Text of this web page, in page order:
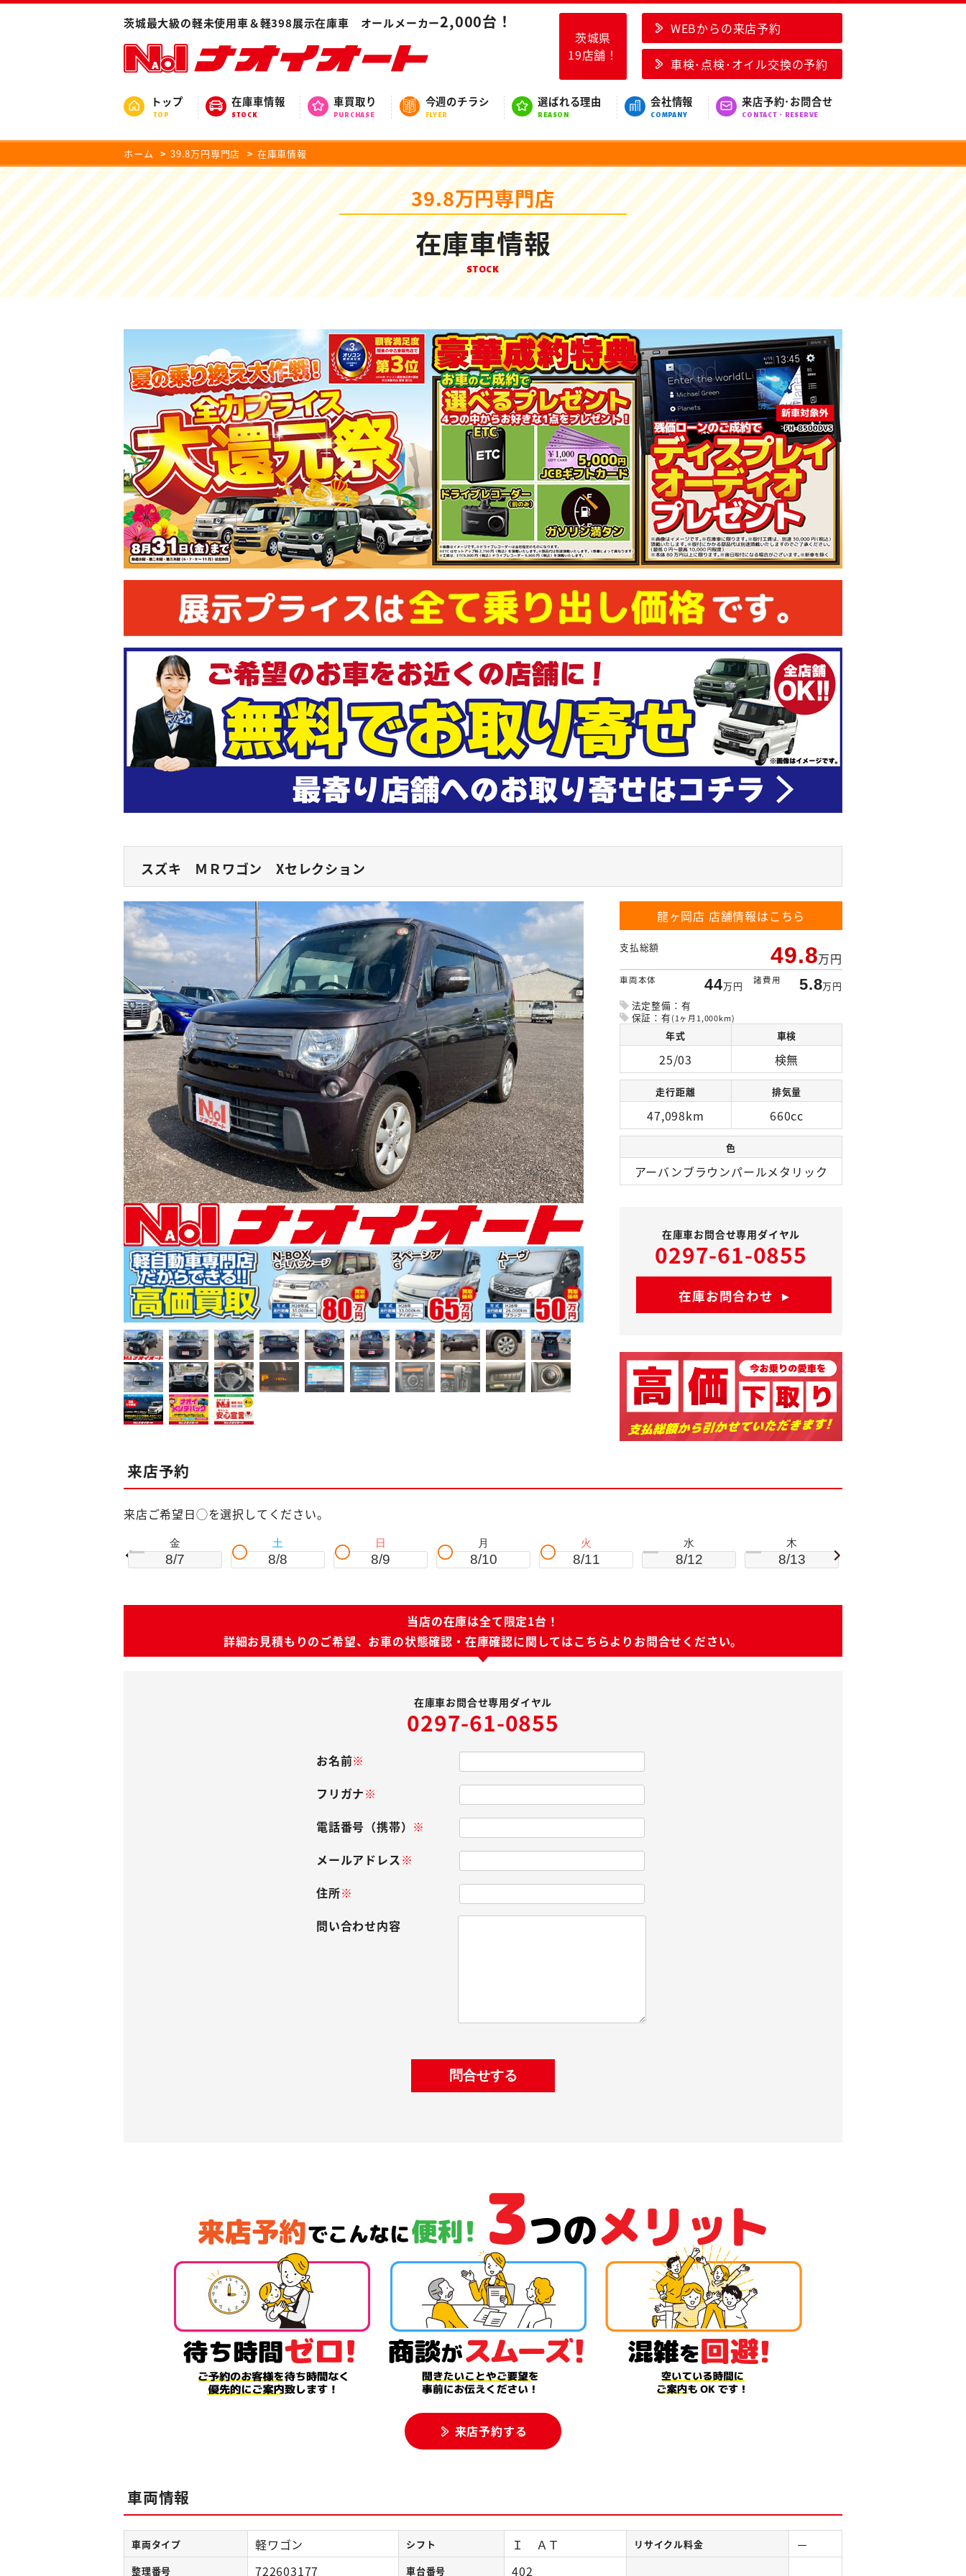
茨城最大級の軽未使用車＆軽398展示在庫車 オールメーカー2,000台！
茨城県
19店舗！
WEBからの来店予約
車検･点検･オイル交換の予約
トップ
TOP
在庫車情報
STOCK
車買取り
PURCHASE
今週のチラシ
FLYER
選ばれる理由
REASON
会社情報
COMPANY
来店予約･お問合せ
CONTACT・RESERVE
ホーム 39.8万円専門店 在庫車情報
39.8万円専門店
在庫車情報
STOCK
スズキ ＭＲワゴン Xセレクション
龍ヶ岡店 店舗情報はこちら
支払総額 49.8万円
車両本体 44万円 諸費用 5.8万円
法定整備：有
保証：有(1ヶ月1,000km)
年式 車検
25/03 検無
走行距離 排気量
47,098km 660cc
色
アーバンブラウンパールメタリック
在庫車お問合せ専用ダイヤル
0297-61-0855
在庫お問合わせ
来店予約
来店ご希望日◯を選択してください。
金
8/7
土
8/8
日
8/9
月
8/10
火
8/11
水
8/12
木
8/13
当店の在庫は全て限定1台！
詳細お見積もりのご希望、お車の状態確認・ 在庫確認に関してはこちらより お問合せください。
在庫車お問合せ専用ダイヤル
0297-61-0855
お名前※
フリガナ※
電話番号（携帯） ※
メールアドレス※
住所※
問い合わせ内容
来店予約する
車両情報
車両タイプ 軽ワゴン シフト Ｉ ＡＴ リサイクル料金 －
整理番号 722603177 車台番号 402